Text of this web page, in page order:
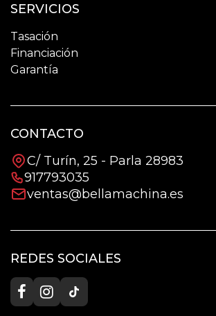
SERVICIOS
Tasación
Financiación
Garantía
CONTACTO
C/ Turín, 25 - Parla 28983
917793035
ventas@bellamachina.es
REDES SOCIALES